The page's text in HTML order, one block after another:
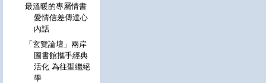
最溫暖的專屬情書
愛情信差傳達心
內話
「玄覽論壇」兩岸
圖書館攜手經典
活化 為往聖繼絕
學